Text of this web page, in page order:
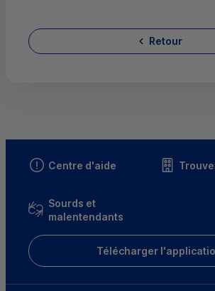
Retour
Centre d'aide
Sourds et
malentendants
Télécharger